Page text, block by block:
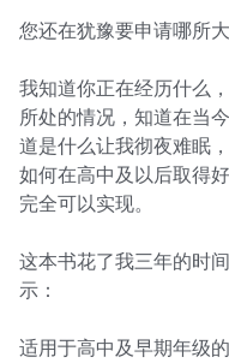
您还在犹豫要申请哪所
我知道你正在经历什么
所处的情况，知道在当
道是什么让我彻夜难眠
如何在高中及以后取得
完全可以实现。
这本书花了我三年的时
示：
适用于高中及早期年级